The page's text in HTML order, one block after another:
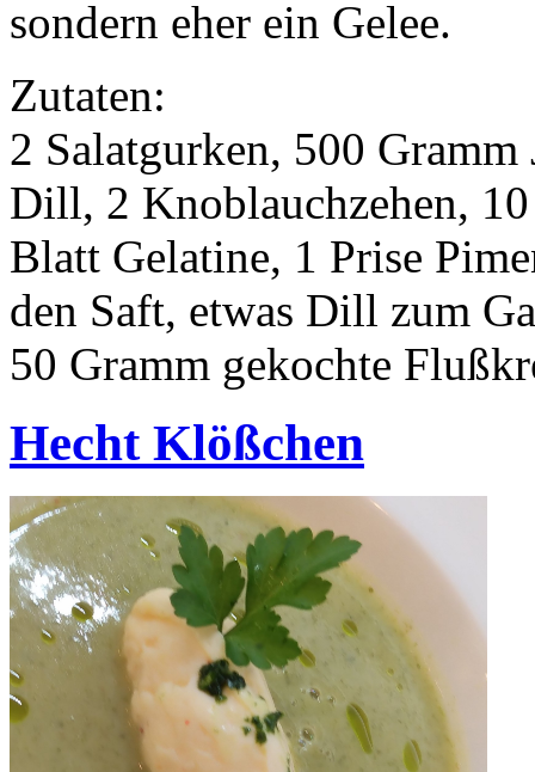
sondern eher ein Gelee.
Zutaten:
2 Salatgurken, 500
Dill, 2 Knoblauchzehen,
Blatt Gelatine, 1 Prise
den Saft, etwas Dill zum
50 Gramm gekochte
Hecht Klößchen